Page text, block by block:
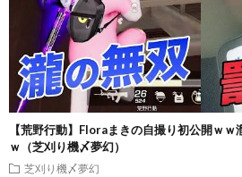
【荒野行動】Floraまきの自撮り初公開ｗ
ｗ（芝刈り機〆夢幻）
芝刈り機〆夢幻